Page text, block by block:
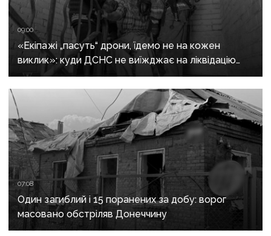
09:00
«Екіпажі „пасуть“ дрони, їдемо не на кожен
виклик»: куди ДСНС не виїжджає на ліквідацію
надзвичайних ситуацій у Краматорську
та Слов’янську
07:08
Один загиблий і 15 поранених за добу: ворог
масовано обстріляв Донеччину